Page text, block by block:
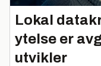
Lokal
ytelse er
utvikler